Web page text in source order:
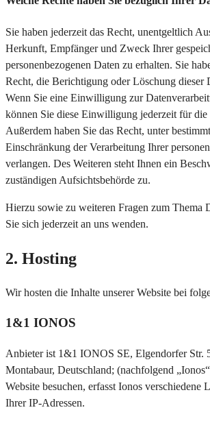
Sie haben jederzeit das Recht, unentgeltlich
Herkunft, Empfänger und Zweck Ihrer
personenbezogenen Daten zu erhalten. Sie
Recht, die Berichtigung oder Löschung dieser
Wenn Sie eine Einwilligung zur
können Sie diese Einwilligung jederzeit für
Außerdem haben Sie das Recht, unter
Einschränkung der Verarbeitung Ihrer
verlangen. Des Weiteren steht Ihnen ein
zuständigen Aufsichtsbehörde zu.
Hierzu sowie zu weiteren Fragen zum Thema
Sie sich jederzeit an uns wenden.
2. Hosting
Wir hosten die Inhalte unserer Website bei
1&1 IONOS
Anbieter ist 1&1 IONOS SE, Elgendorfer Str.
Montabaur, Deutschland; (nachfolgend
Website besuchen, erfasst Ionos verschiedene
Ihrer IP-Adressen.